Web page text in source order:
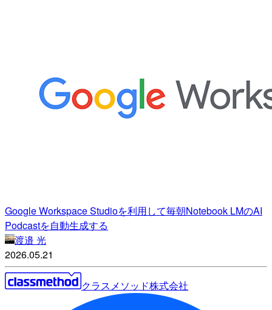
Google Workspace Studioを利用して毎朝Notebook LMのAI
Podcastを自動生成する
渡邉 光
2026.05.21
クラスメソッド株式会社